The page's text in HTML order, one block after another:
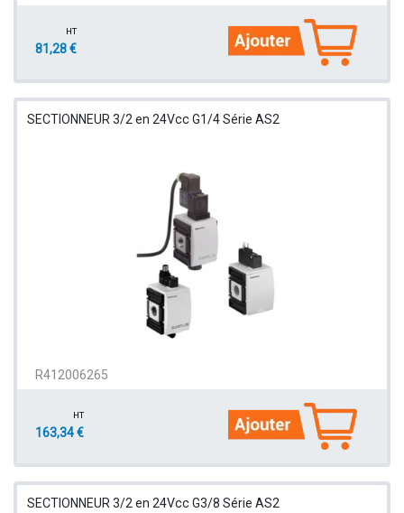
HT
81,28 €
SECTIONNEUR 3/2 en 24Vcc G1/4 Série AS2
R412006265
HT
163,34 €
SECTIONNEUR 3/2 en 24Vcc G3/8 Série AS2